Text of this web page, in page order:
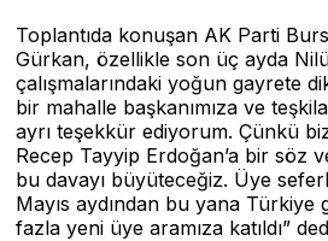
Toplantıda konuşan AK Parti
Gürkan, özellikle son üç ayda
çalışmalarındaki yoğun gayrete
bir mahalle başkanımıza ve
ayrı teşekkür ediyorum. Çünkü
Recep Tayyip Erdoğan’a bir söz
bu davayı büyüteceğiz. Üye
Mayıs aydından bu yana Türkiye
fazla yeni üye aramıza katıldı”